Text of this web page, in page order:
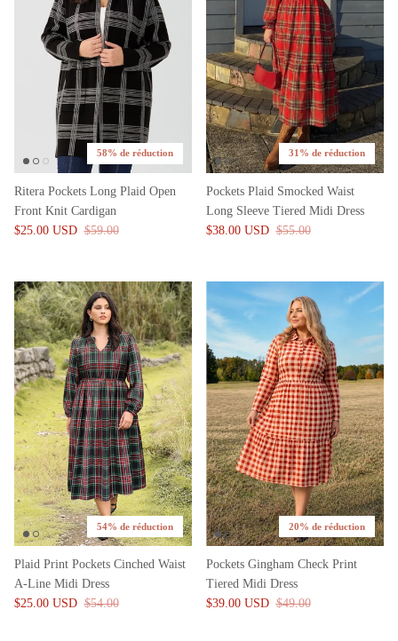
58% de réduction
Ritera Pockets Long Plaid Open
Front Knit Cardigan
$25.00 USD $59.00
31% de réduction
Pockets Plaid Smocked Waist
Long Sleeve Tiered Midi Dress
$38.00 USD $55.00
54% de réduction
Plaid Print Pockets Cinched Waist
A-Line Midi Dress
$25.00 USD $54.00
20% de réduction
Pockets Gingham Check Print
Tiered Midi Dress
$39.00 USD $49.00